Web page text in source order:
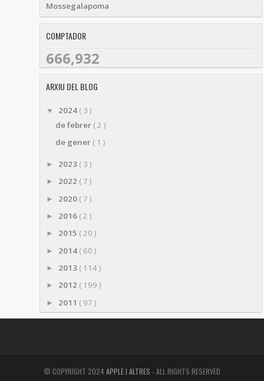
Mossegalapoma
COMPTADOR
666,932
ARXIU DEL BLOG
▼ 2024 ( 3 )
de febrer ( 2 )
de gener ( 1 )
► 2023 ( 3 )
► 2022 ( 7 )
► 2020 ( 7 )
► 2016 ( 2 )
► 2015 ( 20 )
► 2014 ( 60 )
► 2013 ( 114 )
► 2012 ( 199 )
► 2011 ( 97 )
© COPYRIGHT 2024 APPLE I ALTRES - ALL RIGHTS RESERVED